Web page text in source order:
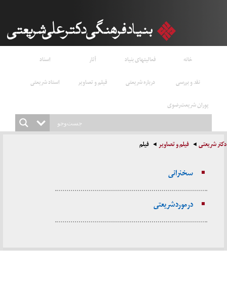
خانه فعالیتهای بنیاد آثار
اسناد
نقد و بررسی
درباره شریعتی فیلم و تصاویر
استاد شریعتی
پوران شریعت‌رضوی
دکتر شریعتی فیلم و تصاویر فیلم
سخنرانی‌
در مورد شریعتی